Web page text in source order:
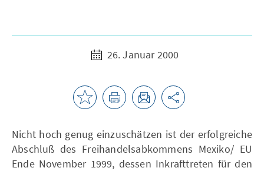
26. Januar 2000
Nicht hoch genug einzuschätzen ist der erfolgreiche
Abschluß des Freihandelsabkommens Mexiko/ EU
Ende November 1999, dessen Inkrafttreten für den